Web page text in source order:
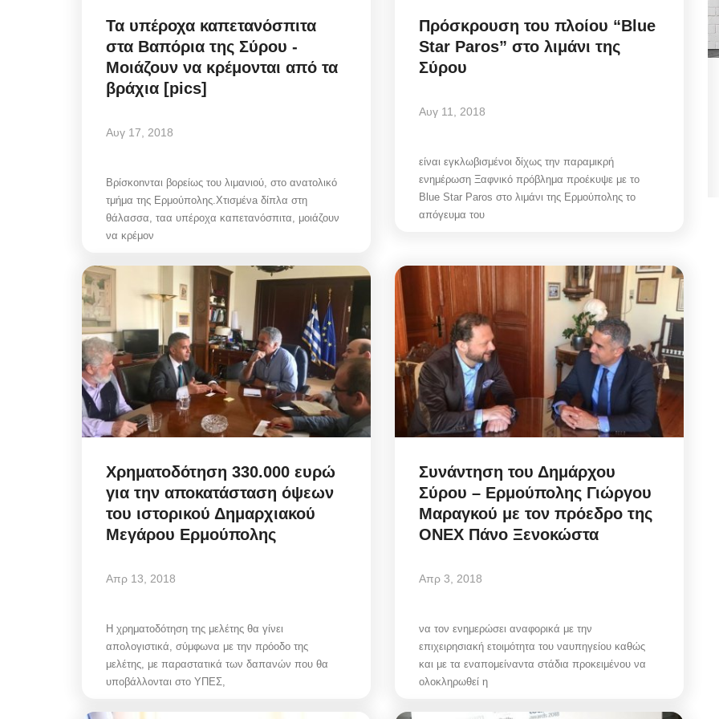
Τα υπέροχα καπετανόσπιτα
στα Βαπόρια της Σύρου -
Μοιάζουν να κρέμονται από τα
βράχια [pics]
Αυγ 17, 2018
Βρίσκonνται βορείως του λιμανιού, στο ανατολικό
τμήμα της Ερμούπολης.Χτισμένa δίπλα στη
θάλασσα, ταα υπέροχα καπετανόσπιτα, μοιάζουν
να κρέμον
Πρόσκρουση του πλοίου “Blue
Star Paros” στο λιμάνι της
Σύρου
Αυγ 11, 2018
είναι εγκλωβισμένοι δίχως την παραμικρή
ενημέρωση Ξαφνικό πρόβλημα προέκυψε με το
Blue Star Paros στο λιμάνι της Ερμούπολης το
απόγευμα του
Χρηματοδότηση 330.000 ευρώ
για την αποκατάσταση όψεων
του ιστορικού Δημαρχιακού
Μεγάρου Ερμούπολης
Απρ 13, 2018
Η χρηματοδότηση της μελέτης θα γίνει
απολογιστικά, σύμφωνα με την πρόοδο της
μελέτης, με παραστατικά των δαπανών που θα
υποβάλλονται στο ΥΠΕΣ,
Συνάντηση του Δημάρχου
Σύρου – Ερμούπολης Γιώργου
Μαραγκού με τον πρόεδρο της
ONEX Πάνο Ξενοκώστα
Απρ 3, 2018
να τον ενημερώσει αναφορικά με την
επιχειρησιακή ετοιμότητα του ναυπηγείου καθώς
και με τα εναπομείναντα στάδια προκειμένου να
ολοκληρωθεί η
Police Misconduct: Συνελήφθη
για...
Αυγ 6, 2026
Police Misconduct / Στην Μύκονο, συνελήφθη
Υποχρεωτική η ανάρτηση
Αυγ 7, 2026